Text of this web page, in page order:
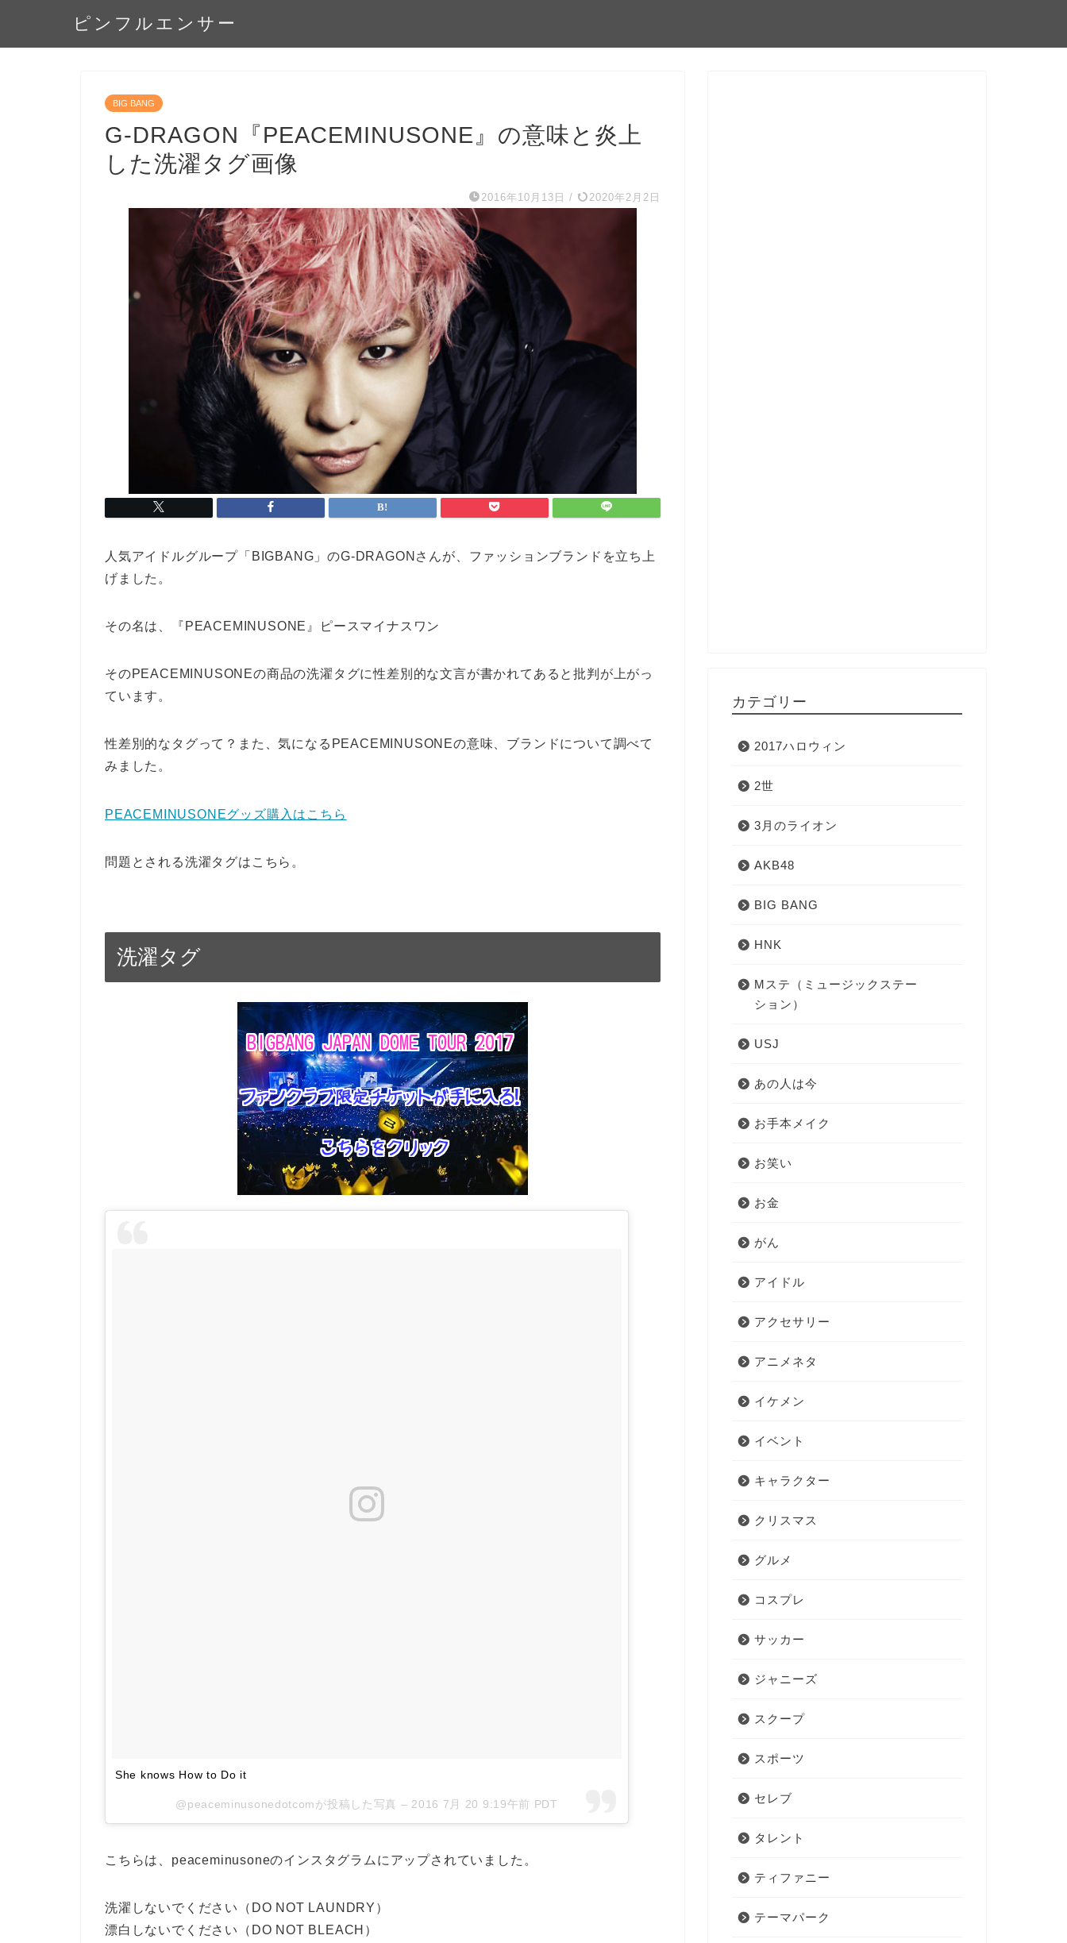
ピンフルエンサー
BIG BANG
G-DRAGON『PEACEMINUSONE』の意味と炎上
した洗濯タグ画像
2016年10月13日 / 2020年2月2日
人気アイドルグループ「BIGBANG」のG-DRAGONさんが、ファッションブランドを立ち上
げました。
その名は、『PEACEMINUSONE』ピースマイナスワン
そのPEACEMINUSONEの商品の洗濯タグに性差別的な文言が書かれてあると批判が上がっ
ています。
性差別的なタグって？また、気になるPEACEMINUSONEの意味、ブランドについて調べて
みました。
PEACEMINUSONEグッズ購入はこちら
問題とされる洗濯タグはこちら。
洗濯タグ
She knows How to Do it
@peaceminusonedotcomが投稿した写真 – 2016 7月 20 9:19午前 PDT
こちらは、peaceminusoneのインスタグラムにアップされていました。
洗濯しないでください（DO NOT LAUNDRY）
漂白しないでください（DO NOT BLEACH）
カテゴリー
2017ハロウィン
2世
3月のライオン
AKB48
BIG BANG
HNK
Mステ（ミュージックステー
ション）
USJ
あの人は今
お手本メイク
お笑い
お金
がん
アイドル
アクセサリー
アニメネタ
イケメン
イベント
キャラクター
クリスマス
グルメ
コスプレ
サッカー
ジャニーズ
スクープ
スポーツ
セレブ
タレント
ティファニー
テーマパーク